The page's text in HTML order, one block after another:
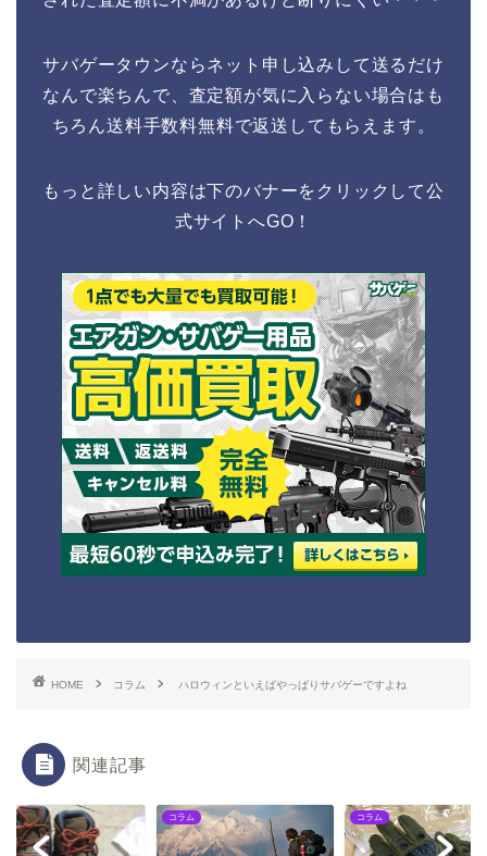
サバゲータウンならネット申し込みして送るだけ
なんで楽ちんで、査定額が気に入らない場合はも
ちろん送料手数料無料で返送してもらえます。
もっと詳しい内容は下のバナーをクリックして公
式サイトへGO！
HOME コラム ハロウィンといえばやっぱりサバゲーですよね
関連記事
コラム コラム